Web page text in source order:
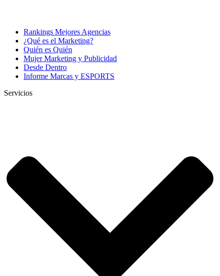
Rankings Mejores Agencias
¿Qué es el Marketing?
Quién es Quién
Mujer Marketing y Publicidad
Desde Dentro
Informe Marcas y ESPORTS
Servicios